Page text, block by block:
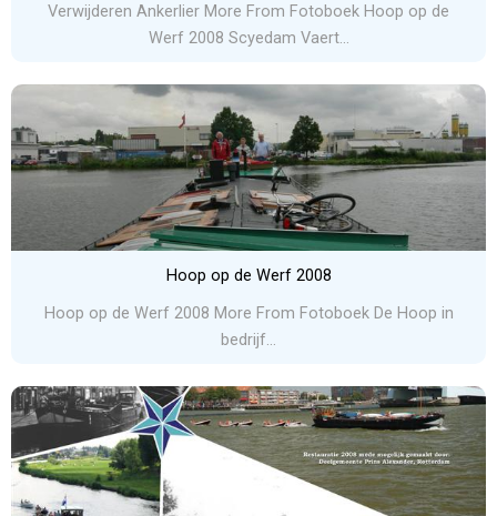
Verwijderen Ankerlier More From Fotoboek Hoop op de
Werf 2008 Scyedam Vaert...
Hoop op de Werf 2008
Hoop op de Werf 2008 More From Fotoboek De Hoop in
bedrijf...